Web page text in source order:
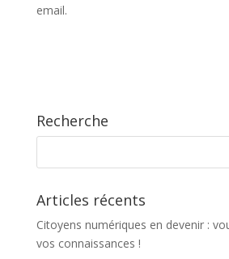
email.
Recherche
Articles récents
Citoyens numériques en devenir :
vos connaissances !